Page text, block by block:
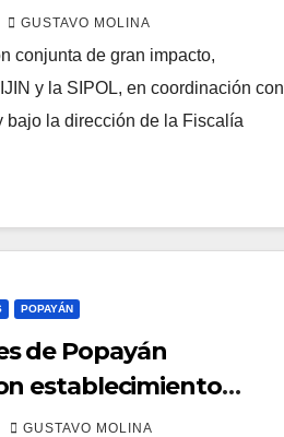
de cocaína
GUSTAVO MOLINA
conjunta de gran impacto,
y la SIPOL, en coordinación con
bajo la dirección de la Fiscalía
POPAYÁN
de Popayán
establecimiento
GUSTAVO MOLINA